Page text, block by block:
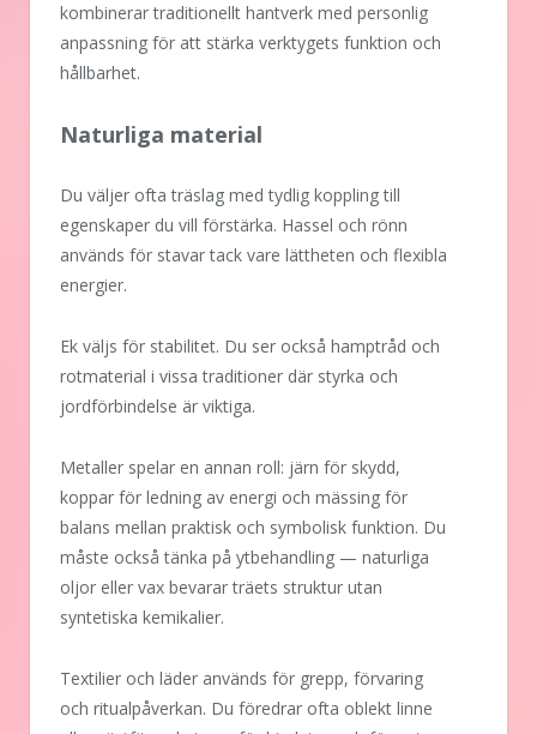
kombinerar traditionellt hantverk med personlig
anpassning för att stärka verktygets funktion och
hållbarhet.
Naturliga material
Du väljer ofta träslag med tydlig koppling till
egenskaper du vill förstärka. Hassel och rönn
används för stavar tack vare lättheten och flexibla
energier.
Ek väljs för stabilitet. Du ser också hamptråd och
rotmaterial i vissa traditioner där styrka och
jordförbindelse är viktiga.
Metaller spelar en annan roll: järn för skydd,
koppar för ledning av energi och mässing för
balans mellan praktisk och symbolisk funktion. Du
måste också tänka på ytbehandling — naturliga
oljor eller vax bevarar träets struktur utan
syntetiska kemikalier.
Textilier och läder används för grepp, förvaring
och ritualpåverkan. Du föredrar ofta oblekt linne